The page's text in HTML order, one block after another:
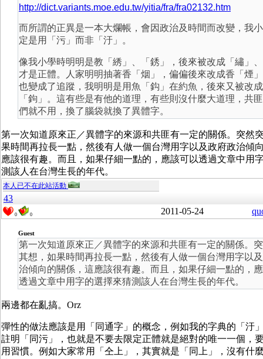
http://dict.variants.moe.edu.tw/yitia/fra/fra02132.htm
而所謂的正異是一本大爛帳，會因政治及時間而改變，我
定是用「污」而非「汙」。
像我小學時明明是教「綉」、「銹」，後來被改成「繡」
才是正體。人家明明抽著香「烟」，偏偏後來改成香「煙
也變成了追蹤，我明明是用魚「鈎」在約魚，後來又被改
「鉤」。這有些是有他的道理，有些則沒什麼大道理，共
們就不用，換了腦袋就換了異體字。
第一次知道原來正／異體字的來源和共匪有一定的關係。突然
果時間再拉長一點，然後有人做一個台灣用字以及政府政治傾
應該很有趣。而且，如果仔細一點的，應該可以透過文章中用
測該人在台灣生長的年代。
本人已不在此站活動
43
0 0 2011-05-24
Guest
第一次知道原來正／異體字的來源和共匪有一定的關係。
其想，如果時間再拉長一點，然後有人做一個台灣用字以
治傾向的關係，這應該很有趣。而且，如果仔細一點的，
透過文章中用字的選擇來猜測該人在台灣生長的年代。
兩邊都在亂搞。Orz
彈性的做法應該是用「同通字」的概念，例如我的字典的「汙
註明「同污」，也就是不要去限定正體就是絕對的唯一一個，
用習慣。例如大家常用「仝上」，其實就是「同上」，沒有什